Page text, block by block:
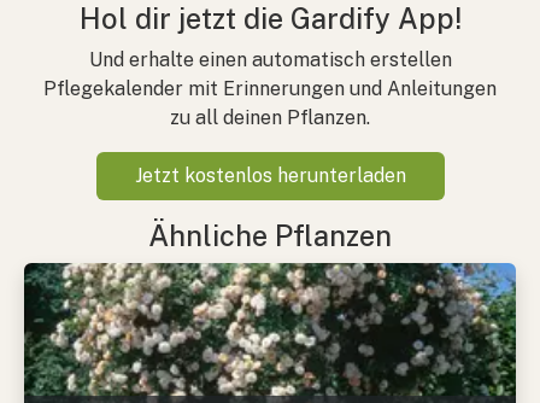
Hol dir jetzt die Gardify App!
Und erhalte einen automatisch erstellen
Pflegekalender mit Erinnerungen und Anleitungen
zu all deinen Pflanzen.
Jetzt kostenlos herunterladen
Ähnliche Pflanzen